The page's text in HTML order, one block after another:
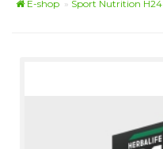
E-shop » Sport Nutrition H24